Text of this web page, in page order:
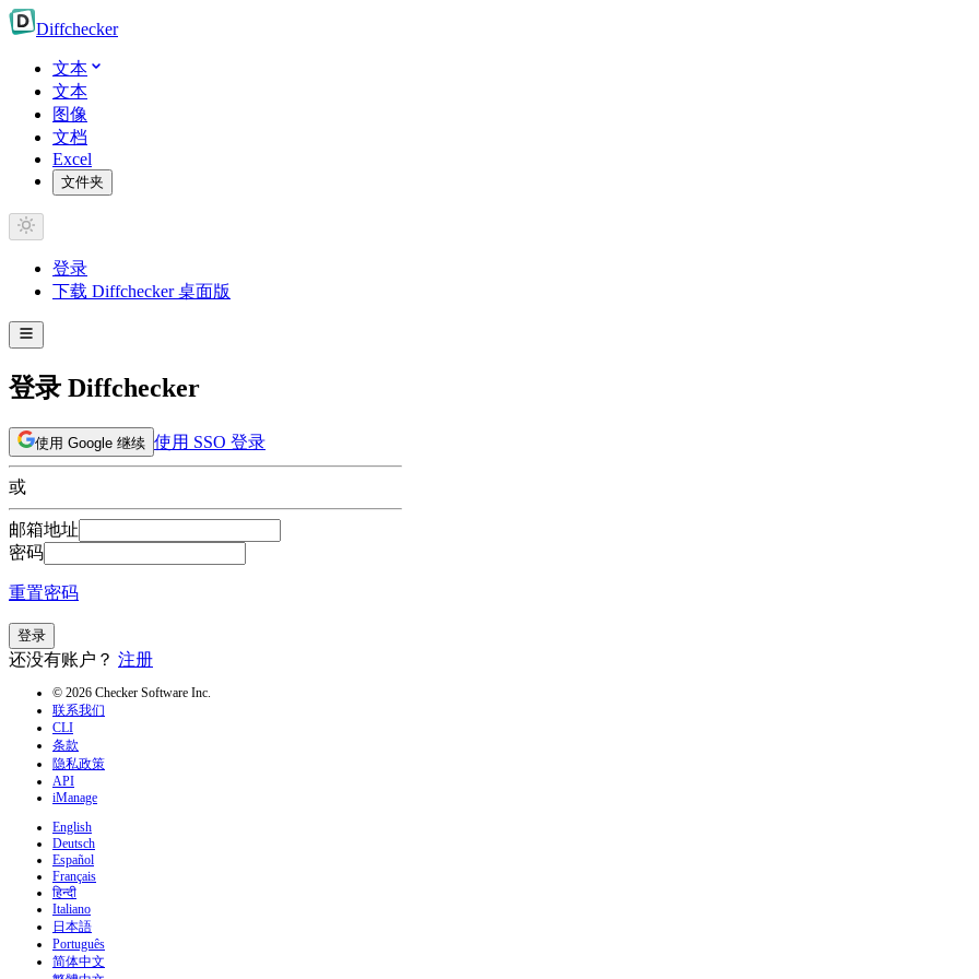
Diffchecker
文本
文本
图像
文档
Excel
文件夹
登录
下载 Diffchecker 桌面版
登录 Diffchecker
使用 Google 继续 使用 SSO 登录
或
邮箱地址
密码
重置密码
登录
还没有账户？ 注册
© 2026 Checker Software Inc.
联系我们
CLI
条款
隐私政策
API
iManage
English
Deutsch
Español
Français
हिन्दी
Italiano
日本語
Português
简体中文